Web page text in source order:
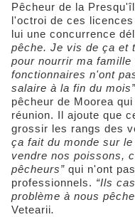
Pêcheur de la Presqu'île, Vetearii demande que cesse
l'octroi de ces
lui une concurrence
pêche. Je vis de ça et
pour nourrir ma
fonctionnaires n'ont
salaire à la fin du mois”
pêcheur de Moorea
réunion. Il ajoute que
grossir les rangs des
ça fait du monde sur
vendre nos poissons,
pêcheurs” qui n'ont
professionnels. “Ils
problème à nous
Vetearii.